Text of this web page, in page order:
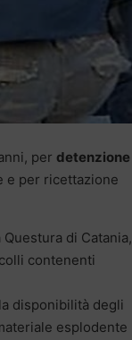
per detenzione
e per ricettazione
di Catania,
contenenti
disponibilità degli
esplodente